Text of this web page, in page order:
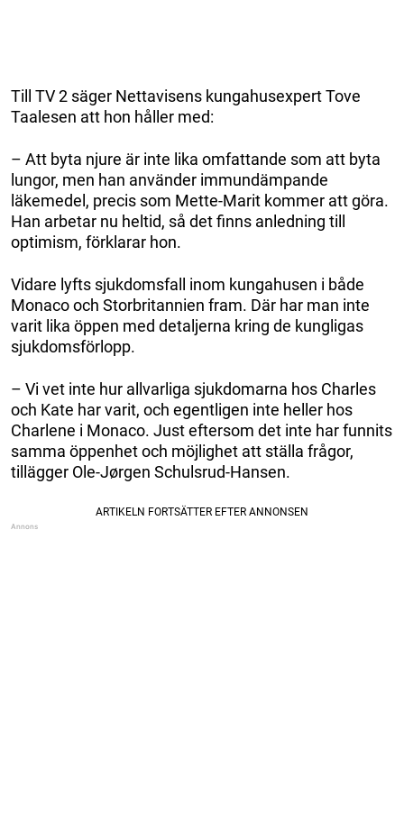
Till TV 2 säger Nettavisens kungahusexpert Tove
Taalesen att hon håller med:
– Att byta njure är inte lika omfattande som att byta
lungor, men han använder immundämpande
läkemedel, precis som Mette-Marit kommer att göra.
Han arbetar nu heltid, så det finns anledning till
optimism, förklarar hon.
Vidare lyfts sjukdomsfall inom kungahusen i både
Monaco och Storbritannien fram. Där har man inte
varit lika öppen med detaljerna kring de kungligas
sjukdomsförlopp.
– Vi vet inte hur allvarliga sjukdomarna hos Charles
och Kate har varit, och egentligen inte heller hos
Charlene i Monaco. Just eftersom det inte har funnits
samma öppenhet och möjlighet att ställa frågor,
tillägger Ole-Jørgen Schulsrud-Hansen.